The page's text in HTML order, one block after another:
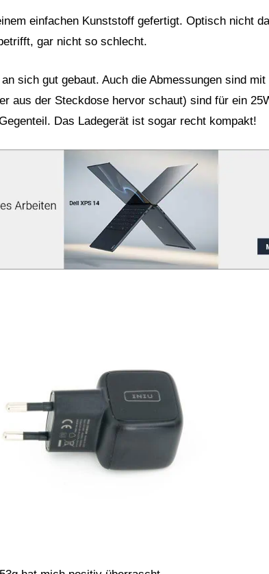
einfachen Kunststoff gefertigt. Optisch nicht
gar nicht so schlecht.
sich gut gebaut. Auch die Abmessungen sind
aus der Steckdose hervor schaut) sind für ein
Das Ladegerät ist sogar recht kompakt!